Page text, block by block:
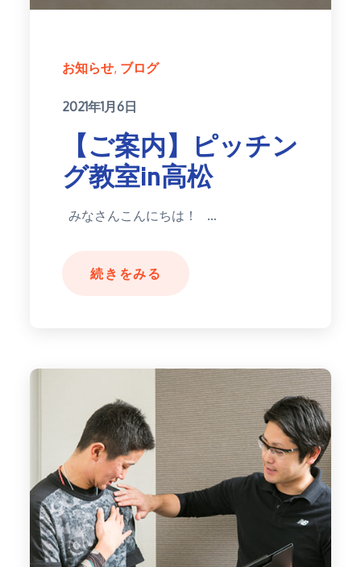
お知らせ ブログ
Posted
2021年1月6日
【ご案内】ピッチン
グ教室in高松
みなさんこんにちは！ …
続きをみる